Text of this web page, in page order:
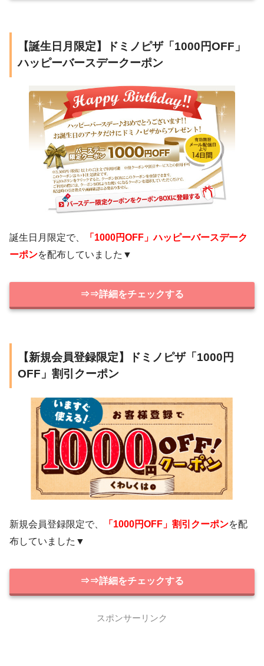
【誕生日月限定】ドミノピザ「1000円OFF」
ハッピーバースデークーポン
誕生日月限定で、
「1000円OFF」ハッピーバースデーク
ーポンを配布していました▼
⇒⇒詳細をチェックする
【新規会員登録限定】ドミノピザ「1000円
OFF」割引クーポン
新規会員登録限定で、 「1000円OFF」割引クーポンを配
布していました▼
⇒⇒詳細をチェックする
スポンサーリンク